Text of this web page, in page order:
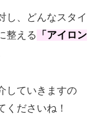
し、どんなスタイ
整える
「アイロン
していきますの
くださいね！